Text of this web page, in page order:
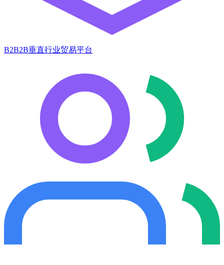
B2B2B垂直行业贸易平台